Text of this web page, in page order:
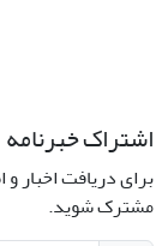
اشتراک خبرنامه
برای دریافت اخبار
مشترک شوید.